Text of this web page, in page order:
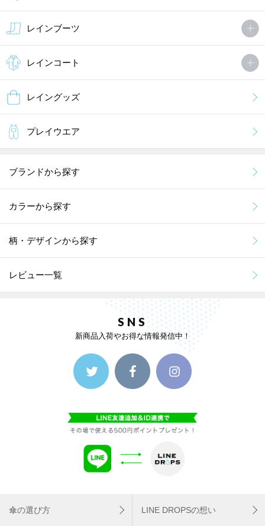
レインブーツ
レインコート
レイングッズ
プレイウエア
ブランドから探す
カラーから探す
柄・デザインから探す
レビュー一覧
SNS
新商品入荷やお得な情報発信中！
傘の選び方 LINE DROPSの想い